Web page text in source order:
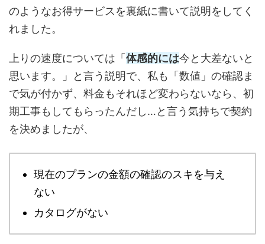
のようなお得サービスを裏紙に書いて説明をしてく
れました。
上りの速度については「体感的には今と大差ないと
思います。」と言う説明で、私も「数値」の確認ま
で気が付かず、料金もそれほど変わらないなら、初
期工事もしてもらったんだし…と言う気持ちで契約
を決めましたが、
現在のプランの金額の確認のスキを与え
ない
カタログがない